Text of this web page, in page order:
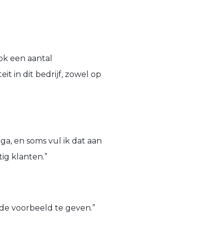
een aantal
in dit bedrijf, zowel op
en soms vul ik dat aan
klanten.”
voorbeeld te geven.”